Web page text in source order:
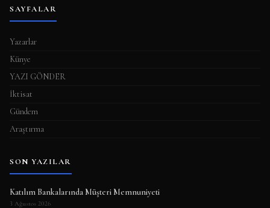
SAYFALAR
Yazarlar
Künye
YAZI GÖNDER
İktisat
Gündem
Araştırma
SON YAZILAR
Katılım Bankalarında Müşteri Memnuniyeti
3 Ağustos 2026